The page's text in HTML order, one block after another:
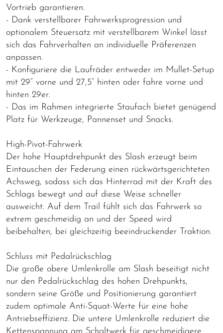
Vortrieb garantieren.
- Dank verstellbarer Fahrwerksprogression und
optionalem Steuersatz mit verstellbarem Winkel lässt
sich das Fahrverhalten an individuelle Präferenzen
anpassen.
- Konfiguriere die Laufräder entweder im Mullet-Setup
mit 29“ vorne und 27,5“ hinten oder fahre vorne und
hinten 29er.
- Das im Rahmen integrierte Staufach bietet genügend
Platz für Werkzeuge, Pannenset und Snacks.
High-Pivot-Fahrwerk
Der hohe Hauptdrehpunkt des Slash erzeugt beim
Eintauschen der Federung einen rückwärtsgerichteten
Achsweg, sodass sich das Hinterrad mit der Kraft des
Schlags bewegt und auf diese Weise schneller
ausweicht. Auf dem Trail fühlt sich das Fahrwerk so
extrem geschmeidig an und der Speed wird
beibehalten, bei gleichzeitig beeindruckender Traktion.
Schluss mit Pedalrückschlag
Die große obere Umlenkrolle am Slash beseitigt nicht
nur den Pedalrückschlag des hohen Drehpunkts,
sondern seine Größe und Positionierung garantiert
zudem optimale Anti-Squat-Werte für eine hohe
Antriebseffizienz. Die untere Umlenkrolle reduziert die